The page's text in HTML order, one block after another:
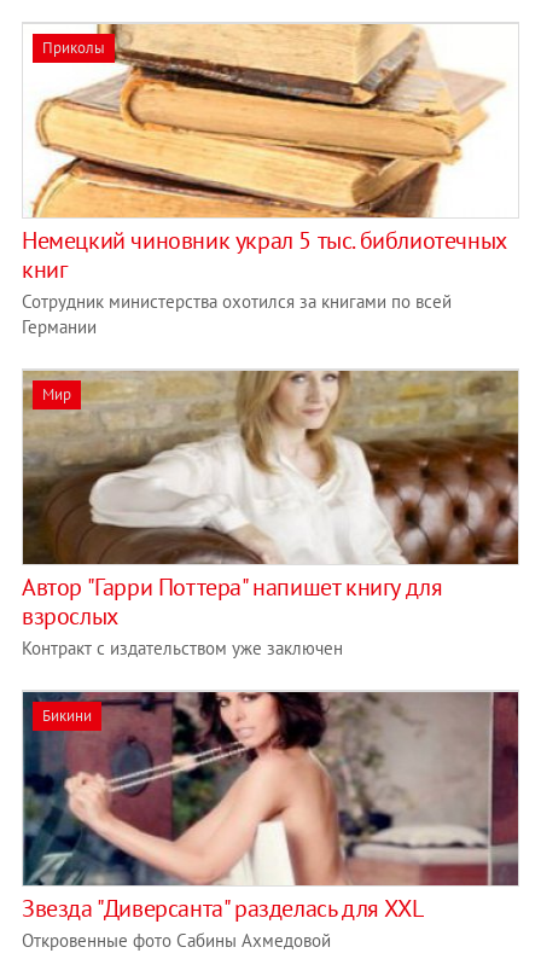
Приколы
Немецкий чиновник украл 5 тыс. библиотечных
книг
Сотрудник министерства охотился за книгами по всей
Германии
Мир
Автор "Гарри Поттера" напишет книгу для
взрослых
Контракт с издательством уже заключен
Бикини
Звезда "Диверсанта" разделась для XXL
Откровенные фото Сабины Ахмедовой